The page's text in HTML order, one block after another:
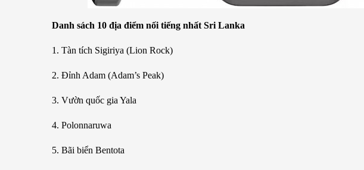
Danh sách 10 địa điểm nối tiếng nhất Sri Lanka
1. Tàn tích Sigiriya (Lion Rock)
2. Đỉnh Adam (Adam’s Peak)
3. Vườn quốc gia Yala
4. Polonnaruwa
5. Bãi biển Bentota